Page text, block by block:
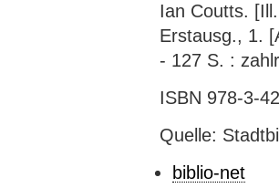
Ian Coutts.
Erstausg., 1.
- 127 S. :
ISBN 978-3-
Quelle:
biblio-net